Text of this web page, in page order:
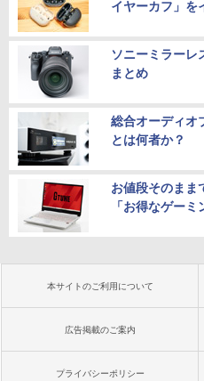
イヤーカフ」を
ソニーミラーレ
まとめ
総合オーディオ
とは何者か？
お値段そのまま
「お得なゲーミ
本サイトのご利用について
広告掲載のご案内
プライバシーポリシー